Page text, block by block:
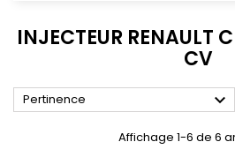
INJECTEUR RENAULT
CV
Pertinence 
Affichage 1-6 de 6